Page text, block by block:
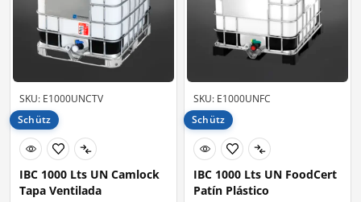
SKU: E1000UNCTV
Schütz
IBC 1000 Lts UN Camlock
Tapa Ventilada
SKU: E1000UNFC
Schütz
IBC 1000 Lts UN FoodCert
Patín Plástico